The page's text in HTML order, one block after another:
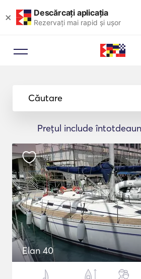
× Descărcați aplicația
Rezervați mai rapid și ușor
Căutare
Prețul include
Elan 40